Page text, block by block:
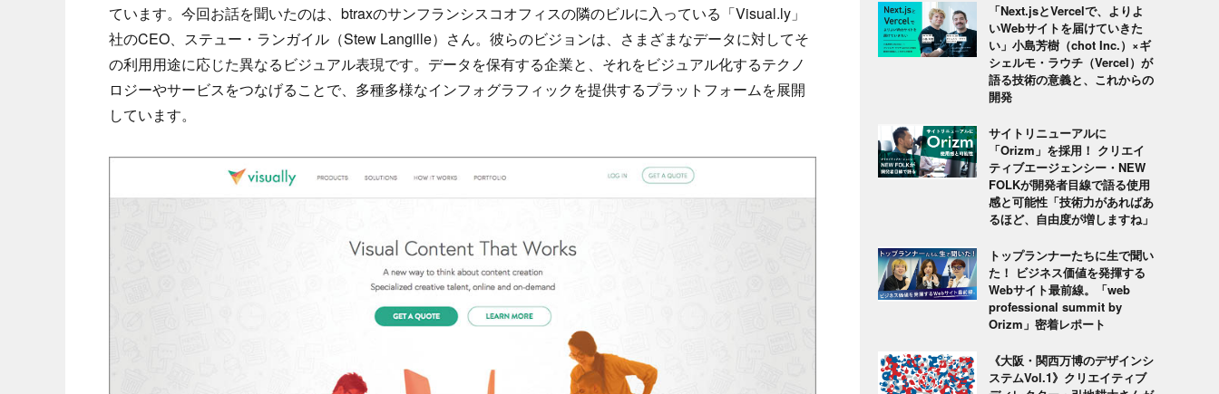
ています。今回お話を聞いたのは、btraxのサンフランシスコオフィスの隣のビルに入っている「Visual.ly」
社のCEO、ステュー・ランガイル（Stew Langille）さん。彼らのビジョンは、さまざまなデータに対してそ
の利用用途に応じた異なるビジュアル表現です。データを保有する企業と、それをビジュアル化するテクノ
ロジーやサービスをつなげることで、多種多様なインフォグラフィックを提供するプラットフォームを展開
しています。
「Next.jsとVercelで、よりよ
いWebサイトを届けていきた
い」小島芳樹（chot Inc.）×ギ
シェルモ・ラウチ（Vercel）が
語る技術の意義と、これからの
開発
サイトリニューアルに
「Orizm」を採用！ クリエイ
ティブエージェンシー・NEW
FOLKが開発者目線で語る使用
感と可能性「技術力があればあ
るほど、自由度が増しますね」
トップランナーたちに生で聞い
た！ ビジネス価値を発揮する
Webサイト最前線。「web
professional summit by
Orizm」密着レポート
《大阪・関西万博のデザインシ
ステムVol.1》クリエイティブ